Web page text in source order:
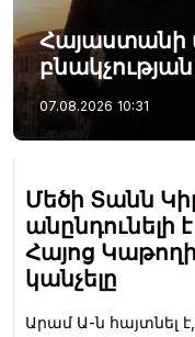
Հայաստանի
07.08.2026 10:31
Մեծի Տանն
անընդունելի
Հայոց
կանչելը
Արամ Ա-ն հայտնել